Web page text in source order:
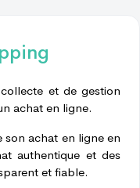
et de gestion
achat en ligne.
son achat en ligne en
authentique et des
et fiable.